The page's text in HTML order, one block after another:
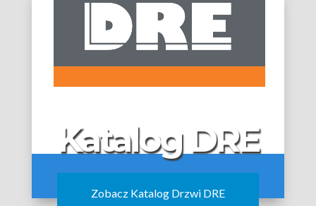
Katalog DRE
Zobacz Katalog Drzwi DRE